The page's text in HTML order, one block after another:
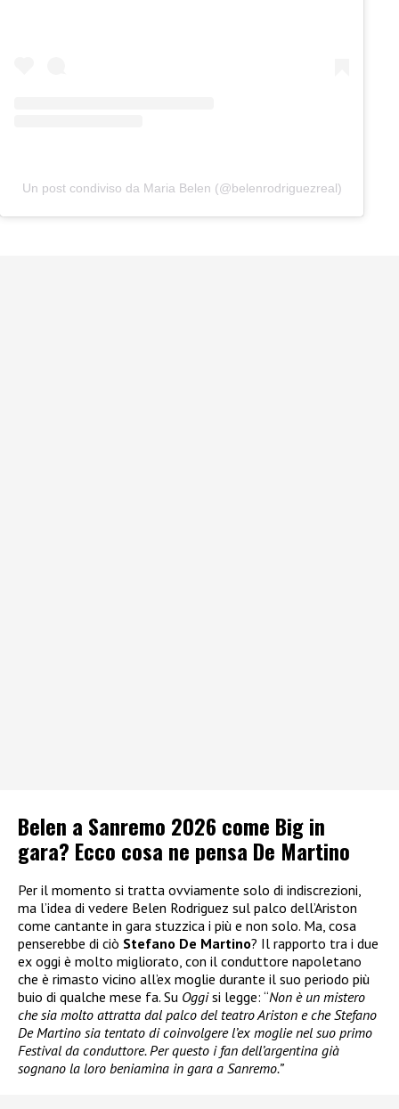
Un post condiviso da Maria Belen (@belenrodriguezreal)
Belen a Sanremo 2026 come Big in
gara? Ecco cosa ne pensa De Martino
Per il momento si tratta ovviamente solo di indiscrezioni,
ma l’idea di vedere Belen Rodriguez sul palco dell’Ariston
come cantante in gara stuzzica i più e non solo. Ma, cosa
penserebbe di ciò Stefano De Martino? Il rapporto tra i due
ex oggi è molto migliorato, con il conduttore napoletano
che è rimasto vicino all’ex moglie durante il suo periodo più
buio di qualche mese fa. Su Oggisi legge: “Non è un mistero
che sia molto attratta dal palco del teatro Ariston e che Stefano
De Martino sia tentato di coinvolgere l’ex moglie nel suo primo
Festival da conduttore. Per questo i fan dell’argentina già
sognano la loro beniamina in gara a Sanremo.”